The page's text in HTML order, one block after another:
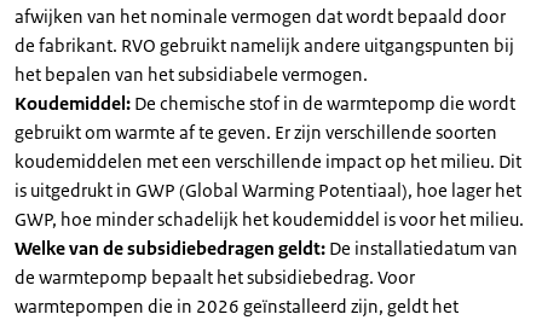
afwijken van het nominale vermogen dat wordt bepaald door
de fabrikant. RVO gebruikt namelijk andere uitgangspunten bij
het bepalen van het subsidiabele vermogen.
Koudemiddel: De chemische stof in de warmtepomp die wordt
gebruikt om warmte af te geven. Er zijn verschillende soorten
koudemiddelen met een verschillende impact op het milieu. Dit
is uitgedrukt in GWP (Global Warming Potentiaal), hoe lager het
GWP, hoe minder schadelijk het koudemiddel is voor het milieu.
Welke van de subsidiebedragen geldt: De installatiedatum van
de warmtepomp bepaalt het subsidiebedrag. Voor
warmtepompen die in 2026 geïnstalleerd zijn, geldt het